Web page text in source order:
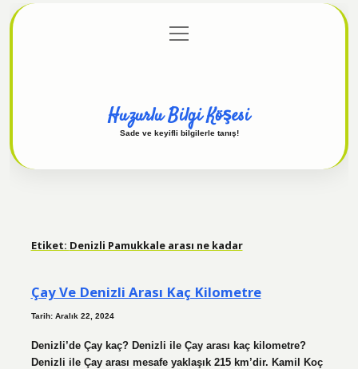
Gizlilik Politikası
menüyü
aç
Huzurlu Bilgi Köşesi
Sade ve keyifli bilgilerle tanış!
Etiket: Denizli Pamukkale arası ne kadar
Çay Ve Denizli Arası Kaç Kilometre
Tarih: Aralık 22, 2024
Denizli’de Çay kaç? Denizli ile Çay arası kaç kilometre?
Denizli ile Çay arası mesafe yaklaşık 215 km’dir. Kamil Koç